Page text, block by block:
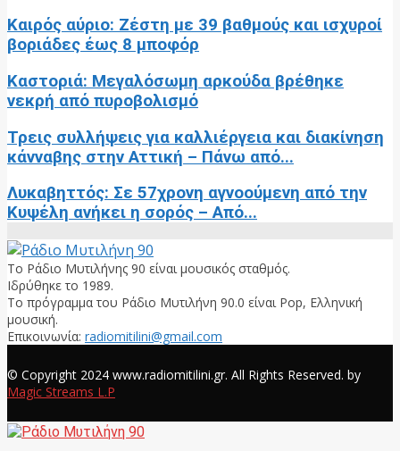
Καιρός αύριο: Ζέστη με 39 βαθμούς και ισχυροί
βοριάδες έως 8 μποφόρ
Καστοριά: Μεγαλόσωμη αρκούδα βρέθηκε
νεκρή από πυροβολισμό
Τρεις συλλήψεις για καλλιέργεια και διακίνηση
κάνναβης στην Αττική – Πάνω από...
Λυκαβηττός: Σε 57χρονη αγνοούμενη από την
Κυψέλη ανήκει η σορός – Από...
Το Ράδιο Μυτιλήνης 90 είναι μουσικός σταθμός.
Ιδρύθηκε το 1989.
Το πρόγραμμα του Ράδιο Μυτιλήνη 90.0 είναι Pop, Ελληνική
μουσική.
Επικοινωνία: radiomitilini@gmail.com
© Copyright 2024 www.radiomitilini.gr. All Rights Reserved. by
Magic Streams L.P